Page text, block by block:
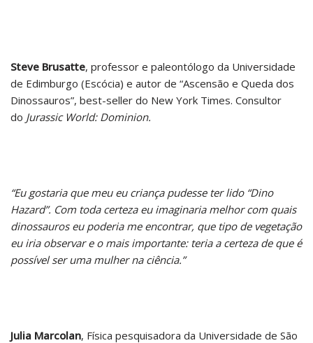
Steve Brusatte, professor e paleontólogo da Universidade
de Edimburgo (Escócia) e autor de “Ascensão e Queda dos
Dinossauros”, best-seller do New York Times. Consultor
do Jurassic World: Dominion.
“Eu gostaria que meu eu criança pudesse ter lido “Dino
Hazard”. Com toda certeza eu imaginaria melhor com quais
dinossauros eu poderia me encontrar, que tipo de vegetação
eu iria observar e o mais importante: teria a certeza de que é
possível ser uma mulher na ciência.”
Julia Marcolan, Física pesquisadora da Universidade de São